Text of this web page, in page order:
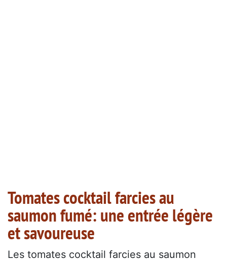
Tomates cocktail farcies au
saumon fumé: une entrée légère
et savoureuse
Les tomates cocktail farcies au saumon